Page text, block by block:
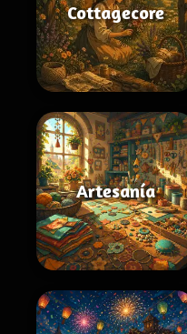
Cottagecore
Artesanía